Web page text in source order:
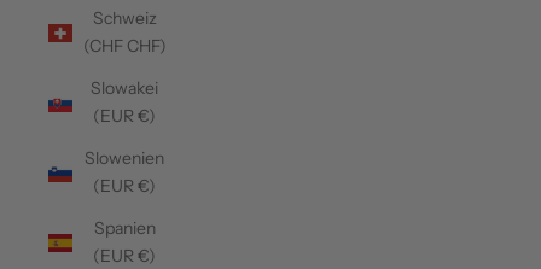
Schweiz
(CHF CHF)
Slowakei
(EUR €)
Slowenien
(EUR €)
Spanien
(EUR €)